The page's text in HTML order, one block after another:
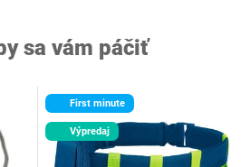
sa vám páčiť
First minute
Výpredaj